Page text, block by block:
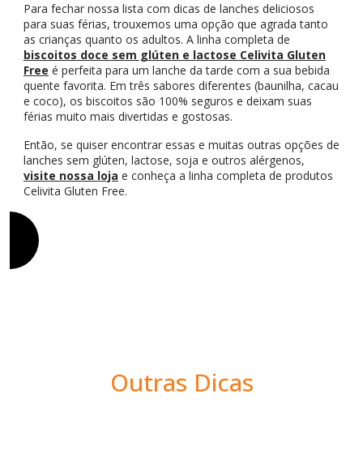
Para fechar nossa lista com dicas de lanches deliciosos
para suas férias, trouxemos uma opção que agrada tanto
as crianças quanto os adultos. A linha completa de
biscoitos doce sem glúten e lactose Celivita Gluten
Free é perfeita para um lanche da tarde com a sua bebida
quente favorita. Em três sabores diferentes (baunilha, cacau
e coco), os biscoitos são 100% seguros e deixam suas
férias muito mais divertidas e gostosas.
Então, se quiser encontrar essas e muitas outras opções de
lanches sem glúten, lactose, soja e outros alérgenos,
visite nossa loja e conheça a linha completa de produtos
Celivita Gluten Free.
Outras Dicas